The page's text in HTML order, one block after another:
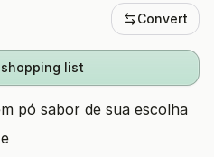
Convert
list
pó sabor de sua escolha